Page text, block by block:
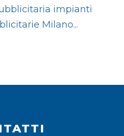
impianti
Milano